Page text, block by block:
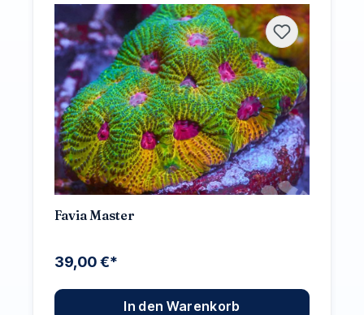
Favia Master
39,00 €*
In den Warenkorb